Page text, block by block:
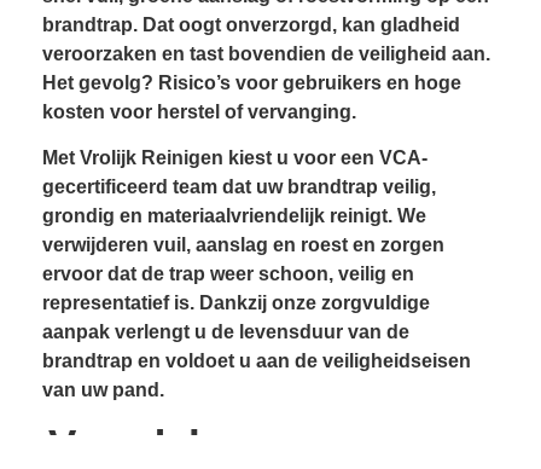
brandtrap. Dat oogt onverzorgd, kan gladheid
veroorzaken en tast bovendien de veiligheid aan.
Het gevolg? Risico’s voor gebruikers en hoge
kosten voor herstel of vervanging.
Met Vrolijk Reinigen kiest u voor een VCA-
gecertificeerd team dat uw brandtrap veilig,
grondig en materiaalvriendelijk reinigt. We
verwijderen vuil, aanslag en roest en zorgen
ervoor dat de trap weer schoon, veilig en
representatief is. Dankzij onze zorgvuldige
aanpak verlengt u de levensduur van de
brandtrap en voldoet u aan de veiligheidseisen
van uw pand.
Voordelen